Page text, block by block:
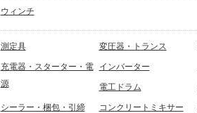
ウィンチ
測定具 変圧器・トランス
充電器・スターター・電
源
インバーター
電工ドラム
シーラー・梱包・引締 コンクリートミキサー